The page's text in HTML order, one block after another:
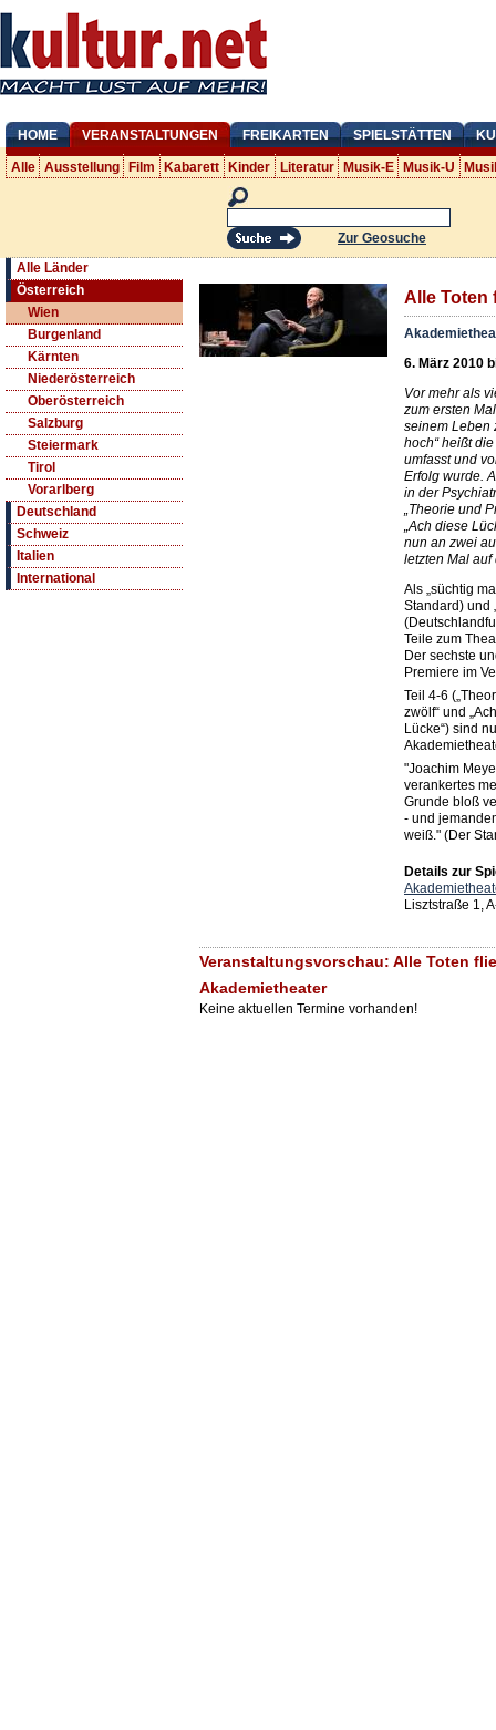
HOME VERANSTALTUNGEN FREIKARTEN SPIELSTÄTTEN
Alle Ausstellung Film Kabarett Kinder Literatur Musik-E Musik-U
Zur Geosuche
Alle Länder
Österreich
Wien
Burgenland
Kärnten
Niederösterreich
Oberösterreich
Salzburg
Steiermark
Tirol
Vorarlberg
Deutschland
Schweiz
Italien
International
Alle Toten
6. März 2010
Vor mehr als
zum ersten
seinem Leben
hoch“ heißt
umfasst und
Erfolg wurde.
in der
„Theorie und
„Ach diese
nun an zwei
letzten Mal
Als „süchtig
Standard) und
Teile zum
Der sechste
Premiere im
Teil 4-6
zwölf“ und
Lücke“) sind
"Joachim
verankertes
Grunde bloß
- und
weiß." (Der
Details zur
Lisztstraße 1,
Veranstaltungsvorschau: Alle Toten
Akademietheater
Keine aktuellen Termine vorhanden!